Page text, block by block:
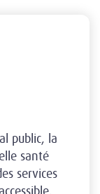
public, la
santé
services